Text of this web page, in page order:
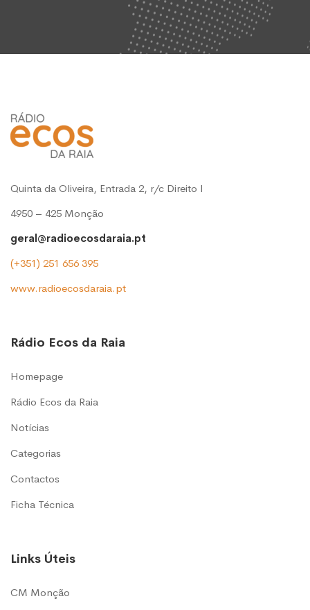
Quinta da Oliveira, Entrada 2, r/c Direito l
4950 – 425 Monção
geral@radioecosdaraia.pt
(+351) 251 656 395
www.radioecosdaraia.pt
Rádio Ecos da Raia
Homepage
Rádio Ecos da Raia
Notícias
Categorias
Contactos
Ficha Técnica
Links Úteis
CM Monção